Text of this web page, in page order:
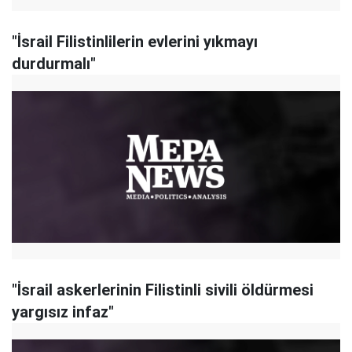
"İsrail Filistinlilerin evlerini yıkmayı
durdurmalı"
"İsrail askerlerinin Filistinli sivili öldürmesi
yargısız infaz"